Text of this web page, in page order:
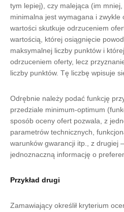
tym lepiej), czy malejąca (im
minimalna jest wymagana i zwykle
wartości skutkuje odrzuceniem
wartością, której osiągnięcie
maksymalnej liczby punktów i
odrzuceniem oferty, lecz
liczby punktów. Tę liczbę wpisuje
Odrębnie należy podać funkcję
przedziale minimum-optimum
sposób oceny ofert pozwala, z
parametrów technicznych,
warunków gwarancji itp., z drugiej
jednoznaczną informację o
Przykład drugi
Zamawiający określił kryterium